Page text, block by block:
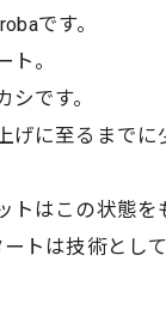
です。
ト。
です。
げに至るまでに
トはこの状態
トは技術とし